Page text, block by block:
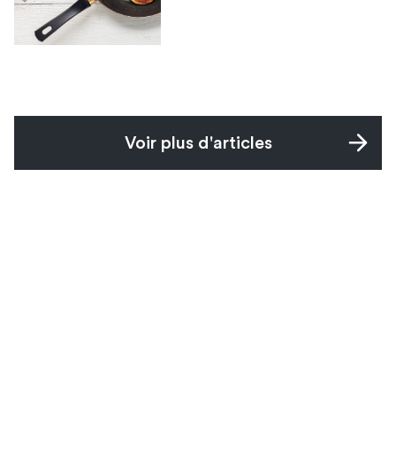
Voir plus d'articles